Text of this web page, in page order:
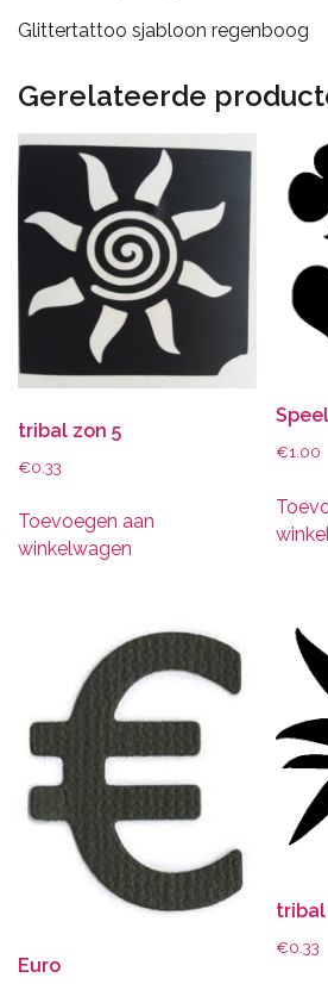
Glittertattoo sjabloon regenboog
Gerelateerde
tribal zon 5
€0.33
Toevoegen aan
winkelwagen
€1.00
Euro
tribal
€0.33